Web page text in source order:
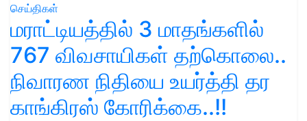
செய்திகள்
மராட்டியத்தில் 3 மாதங்களில்
767 விவசாயிகள் தற்கொலை..
நிவாரண நிதியை உயர்த்தி தர
காங்கிரஸ் கோரிக்கை..!!